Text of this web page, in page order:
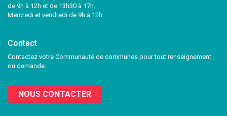
de 9h à 12h et de 13h30 à 17h.
Mercredi et vendredi de 9h à 12h.
Contact
Contactez votre Communauté de communes pour tout renseignement
ou demande.
NOUS CONTACTER